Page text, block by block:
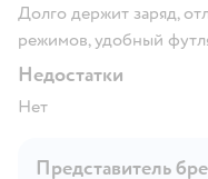
Долго держит заряд,
режимов, удобный
Недостатки
Нет
Представитель